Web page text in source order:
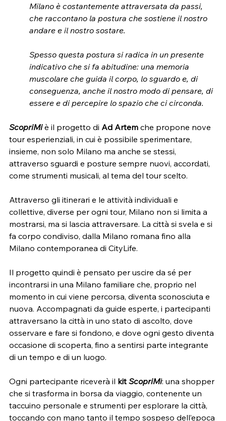
Milano è costantemente attraversata da passi,
che raccontano la postura che sostiene il nostro
andare e il nostro sostare.
Spesso questa postura si radica in un presente
indicativo che si fa abitudine: una memoria
muscolare che guida il corpo, lo sguardo e, di
conseguenza, anche il nostro modo di pensare, di
essere e di percepire lo spazio che ci circonda.
ScopriMi è il progetto di Ad Artem che propone nove
tour esperienziali, in cui è possibile sperimentare,
insieme, non solo Milano ma anche se stessi,
attraverso sguardi e posture sempre nuovi, accordati,
come strumenti musicali, al tema del tour scelto.
Attraverso gli itinerari e le attività individuali e
collettive, diverse per ogni tour, Milano non si limita a
mostrarsi, ma si lascia attraversare. La città si svela e si
fa corpo condiviso, dalla Milano romana fino alla
Milano contemporanea di CityLife.
Il progetto quindi è pensato per uscire da sé per
incontrarsi in una Milano familiare che, proprio nel
momento in cui viene percorsa, diventa sconosciuta e
nuova. Accompagnati da guide esperte, i partecipanti
attraversano la città in uno stato di ascolto, dove
osservare e fare si fondono, e dove ogni gesto diventa
occasione di scoperta, fino a sentirsi parte integrante
di un tempo e di un luogo.
Ogni partecipante riceverà il kit ScopriMi: una shopper
che si trasforma in borsa da viaggio, contenente un
taccuino personale e strumenti per esplorare la città,
toccando con mano tanto il tempo sospeso dell’epoca